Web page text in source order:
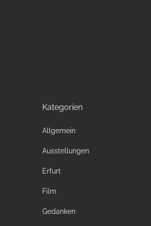
Kategorien
Allgemein
Ausstellungen
Erfurt
Film
Gedanken